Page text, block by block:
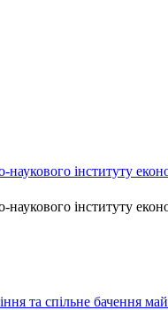
інституту
інституту
та спільне бачення